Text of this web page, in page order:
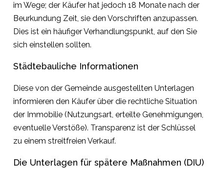
im Wege; der Käufer hat jedoch 18 Monate nach der
Beurkundung Zeit, sie den Vorschriften anzupassen.
Dies ist ein häufiger Verhandlungspunkt, auf den Sie
sich einstellen sollten.
Städtebauliche Informationen
Diese von der Gemeinde ausgestellten Unterlagen
informieren den Käufer über die rechtliche Situation
der Immobilie (Nutzungsart, erteilte Genehmigungen,
eventuelle Verstöße). Transparenz ist der Schlüssel
zu einem streitfreien Verkauf.
Die Unterlagen für spätere Maßnahmen (DIU)